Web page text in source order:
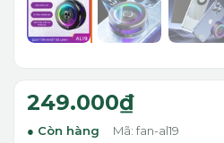
249.000₫
Còn hàng Mã: fan-al19